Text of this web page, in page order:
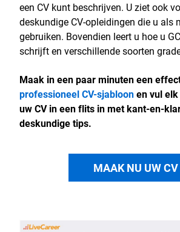
een CV kunt beschrijven. U ziet ook
deskundige CV-opleidingen die u als
gebruiken. Bovendien leert u hoe u
schrijft en verschillende soorten
Maak in een paar minuten een
professioneel CV-sjabloonen vul
uw CV in een flits in met kant-en-
deskundige tips.
MAAK NU UW CV